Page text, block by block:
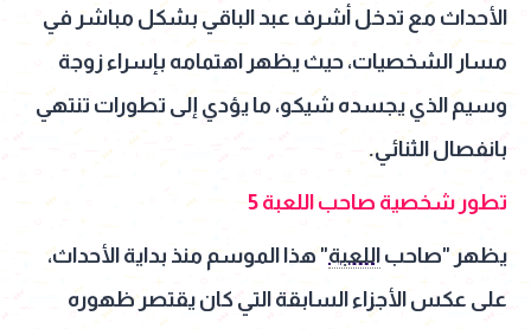
الأحداث مع تدخل أشرف عبد الباقي بشكل مباشر في
مسار الشخصيات، حيث يظهر اهتمامه بإسراء زوجة
وسيم الذي يجسده شيكو، ما يؤدي إلى تطورات تنتهي
بانفصال الثنائي.
تطور شخصية صاحب اللعبة 5
يظهر "صاحب اللعبة" هذا الموسم منذ بداية الأحداث،
على عكس الأجزاء السابقة التي كان يقتصر ظهوره